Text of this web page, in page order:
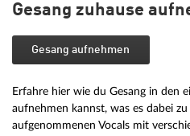
Gesang zuhause
Gesang aufnehmen
Erfahre hier wie du Gesang in den
aufnehmen kannst, was es dabei
aufgenommenen Vocals mit